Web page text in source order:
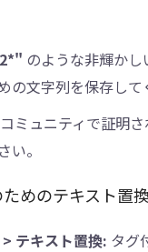
のような非輝か
の文字列を保存して
ミュニティで証明
い。
めのテキスト置換
テキスト置換: タグ